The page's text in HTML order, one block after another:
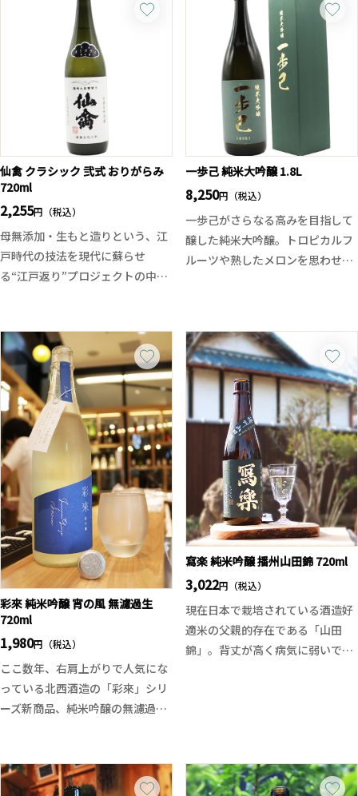
仙禽 クラシック 弐式 おりがらみ
720ml
2,255円（税込）
母無添加・生もと造りという、江
戸時代の技法を現代に蘇らせ
る“江戸返り”プロジェクトの中核
ならではの繊細な個性と有機的な
風味を残した「おりがらみ」仕
様。まさに“ナチュール”の日本酒
版ともいえるナチュラルな酒質
で、清涼感と奥行きをあわせ持つ
味わいに仕上がっています。
江戸返りの思想と自然が醸す、ナ
チュラルで芳醇な1本に仕上がっ
ております。
一歩己 純米大吟醸 1.8L
8,250円（税込）
一歩己がさらなる高みを目指して
醸した純米大吟醸。トロピカルフ
ルーツや熟したメロンを思わせる
口当たりから、やさしい甘みと豊
かな旨味がふくらみ、後半は一歩
己らしい心地よい渋みが全体を引
き締める上質な味わい。
華やかさと繊細さを兼ね備えた、
蔵の真摯な酒造りを感じられる一
本です。
彩來 純米吟醸 宵の風 無濾過生
720ml
1,980円（税込）
ここ数年、右肩上がりで人気にな
っている北西酒造の「彩來」シリ
ーズ新商品、純米吟醸の無濾過生
るならば、今回の無濾過生原酒は
勢いのある鮮やかさと可愛らしさ
寫楽 純米吟醸 播州山田錦 720ml
3,022円（税込）
現在日本で栽培されている酒造好
適米の父親的存在である「山田
錦」。背丈が高く病気に弱いです
山田錦の旨味と甘味が口に含んだ
瞬間一気に広がり、上品な吟醸